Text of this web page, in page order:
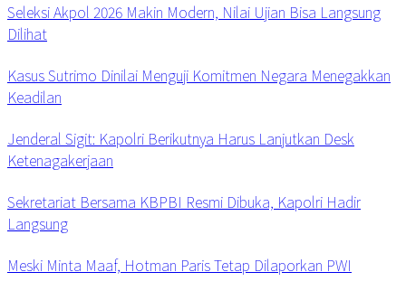
Seleksi Akpol 2026 Makin Modern, Nilai Ujian Bisa Langsung
Dilihat
Kasus Sutrimo Dinilai Menguji Komitmen Negara Menegakkan
Keadilan
Jenderal Sigit: Kapolri Berikutnya Harus Lanjutkan Desk
Ketenagakerjaan
Sekretariat Bersama KBPBI Resmi Dibuka, Kapolri Hadir
Langsung
Meski Minta Maaf, Hotman Paris Tetap Dilaporkan PWI